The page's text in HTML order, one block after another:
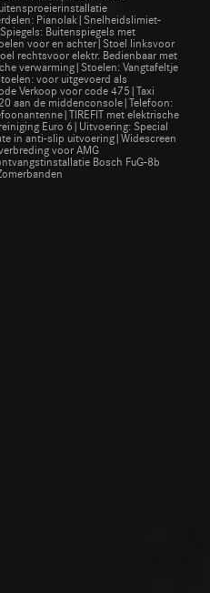
Pianolak|Snelheidslimiet-
Buitenspiegels met
voor en achter|Stoel linksvoor
rechtsvoor elektr. Bedienbaar met
verwarming|Stoelen: Vangtafeltje
voor uitgevoerd als
Verkoop voor code 475|Taxi
aan de middenconsole|Telefoon:
met elektrische
Euro 6|Uitvoering: Special
in anti-slip uitvoering|Widescreen
voor AMG
Bosch FuG-8b